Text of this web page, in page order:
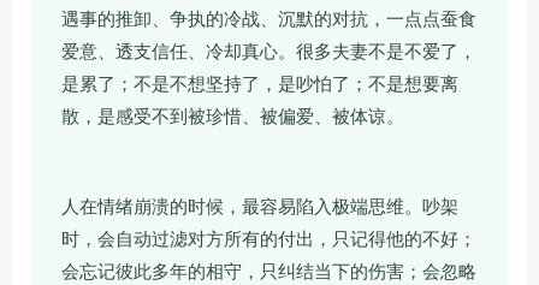
遇事的推卸、争执的冷战、沉默的对抗，一点点蚕食
爱意、透支信任、冷却真心。很多夫妻不是不爱了，
是累了；不是不想坚持了，是吵怕了；不是想要离
散，是感受不到被珍惜、被偏爱、被体谅。
人在情绪崩溃的时候，最容易陷入极端思维。吵架
时，会自动过滤对方所有的付出，只记得他的不好；
会忘记彼此多年的相守，只纠结当下的伤害；会忽略